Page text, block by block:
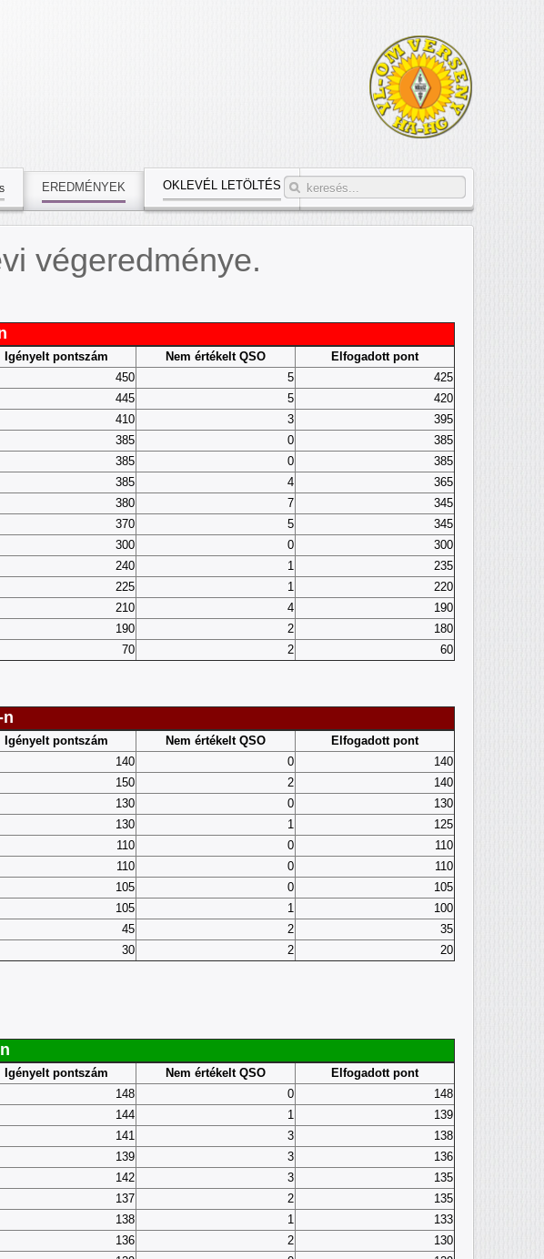
EREDMÉNYEK OKLEVÉL LETÖLTÉS
végeredménye.
Igényelt pontszám Nem értékelt QSO
Elfogadott pont
450 5
425
445 5
420
410 3
395
385 0
385
385 0
385
385 4
365
380 7
345
370 5
345
300 0
300
240 1
235
225 1
220
210 4
190
190 2
180
70 2 60
n
Igényelt pontszám Nem értékelt QSO
Elfogadott pont
140 0
140
150 2
140
130 0
130
130 1
125
110 0
110
110 0
110
105 0
105
105 1
100
45 2
35
30 2 20
Igényelt pontszám Nem értékelt QSO
Elfogadott pont
148 0
148
144 1
139
141 3
138
139 3
136
142 3
135
137 2
135
138 1
133
136 2
130